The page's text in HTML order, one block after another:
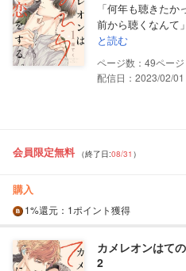
「何年も聴きた
前から聴くなん
と読む
49
配信日：2023/02/01
会員限定無料 （終了日:08/31 ）
購入
1%還元 ：1ポイント獲得
カメレオンはて
2